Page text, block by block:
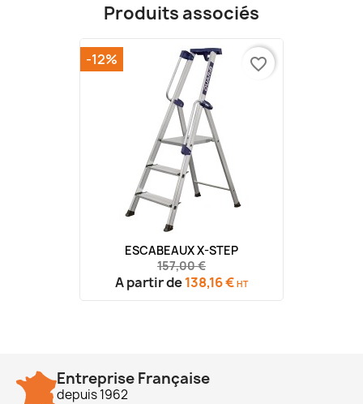
Produits associés
ESCABEAUX X-STEP
157,00 €
A partir de138,16 € HT
-12% favorite_border
Entreprise Française
depuis 1962